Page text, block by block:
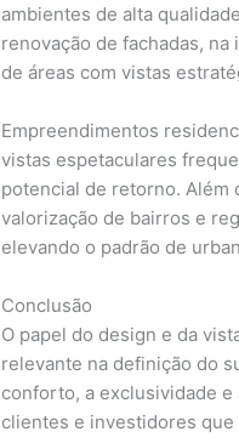
ambientes de alta
renovação de fachadas,
de áreas com vistas
Empreendimentos
vistas espetaculares
potencial de retorno. Além
valorização de bairros e
elevando o padrão de
Conclusão
O papel do design e da
relevante na definição do
conforto, a exclusividade
clientes e investidores